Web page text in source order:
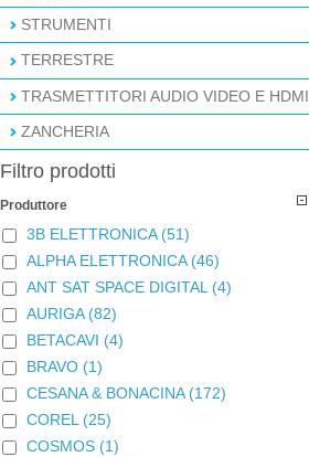
STRUMENTI
TERRESTRE
TRASMETTITORI AUDIO VIDEO E HDMI
ZANCHERIA
Filtro prodotti
Produttore
3B ELETTRONICA(51)
ALPHA ELETTRONICA(46)
ANT SAT SPACE DIGITAL (4)
AURIGA(82)
BETACAVI (4)
BRAVO (1)
CESANA & BONACINA(172)
COREL (25)
COSMOS (1)